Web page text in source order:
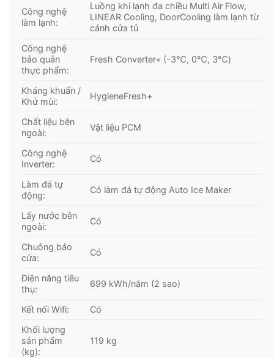
Công nghệ
làm lạnh:
Luồng khí lạnh đa chiều Multi Air Flow,
LINEAR Cooling, DoorCooling làm lạnh từ
cánh cửa tủ
Công nghệ
bảo quản
thực phẩm:
Fresh Converter+ (-3℃, 0℃, 3℃)
Kháng khuẩn /
Khử mùi:
HygieneFresh+
Chất liệu bên
ngoài:
Vật liệu PCM
Công nghệ
Inverter:
Có
Làm đá tự
động:
Có làm đá tự động Auto Ice Maker
Lấy nước bên
ngoài:
Có
Chuông báo
cửa:
Có
Điện năng tiêu
thụ:
699 kWh/năm (2 sao)
Kết nối Wifi:
Có
Khối lượng
sản phẩm
(kg):
119 kg